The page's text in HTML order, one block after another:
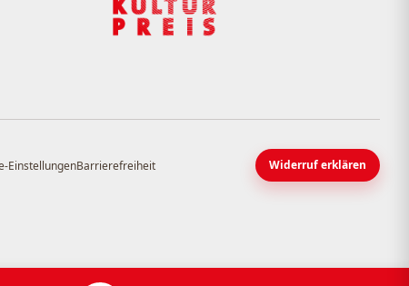
EinstellungenBarrierefreiheit Widerruf erklären